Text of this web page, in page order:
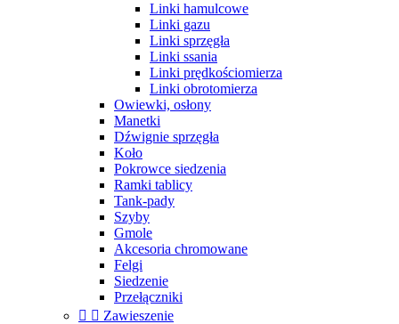
Linki hamulcowe
Linki gazu
Linki sprzęgła
Linki ssania
Linki prędkościomierza
Linki obrotomierza
Owiewki, osłony
Manetki
Dźwignie sprzęgła
Koło
Pokrowce siedzenia
Ramki tablicy
Tank-pady
Szyby
Gmole
Akcesoria chromowane
Felgi
Siedzenie
Przełączniki
  Zawieszenie